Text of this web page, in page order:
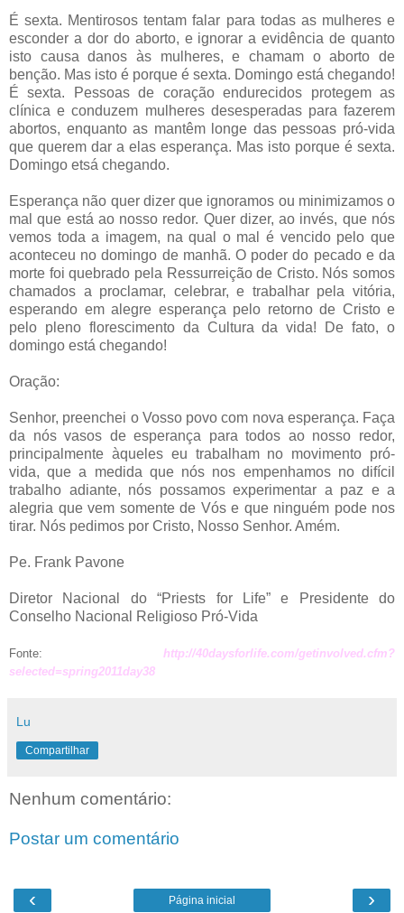
É sexta. Mentirosos tentam falar para todas as mulheres e
esconder a dor do aborto, e ignorar a evidência de quanto
isto causa danos às mulheres, e chamam o aborto de
benção. Mas isto é porque é sexta. Domingo está chegando!
É sexta. Pessoas de coração endurecidos protegem as
clínica e conduzem mulheres desesperadas para fazerem
abortos, enquanto as mantêm longe das pessoas pró-vida
que querem dar a elas esperança. Mas isto porque é sexta.
Domingo etsá chegando.
Esperança não quer dizer que ignoramos ou minimizamos o
mal que está ao nosso redor. Quer dizer, ao invés, que nós
vemos toda a imagem, na qual o mal é vencido pelo que
aconteceu no domingo de manhã. O poder do pecado e da
morte foi quebrado pela Ressurreição de Cristo. Nós somos
chamados a proclamar, celebrar, e trabalhar pela vitória,
esperando em alegre esperança pelo retorno de Cristo e
pelo pleno florescimento da Cultura da vida! De fato, o
domingo está chegando!
Oração:
Senhor, preenchei o Vosso povo com nova esperança. Faça
da nós vasos de esperança para todos ao nosso redor,
principalmente àqueles eu trabalham no movimento pró-
vida, que a medida que nós nos empenhamos no difícil
trabalho adiante, nós possamos experimentar a paz e a
alegria que vem somente de Vós e que ninguém pode nos
tirar. Nós pedimos por Cristo, Nosso Senhor. Amém.
Pe. Frank Pavone
Diretor Nacional do “Priests for Life” e Presidente do
Conselho Nacional Religioso Pró-Vida
Fonte: http://40daysforlife.com/getinvolved.cfm?
selected=spring2011day38
Lu
Compartilhar
Nenhum comentário:
Postar um comentário
‹ ›
Página inicial